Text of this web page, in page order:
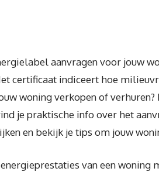
aanvragen voor jouw
certificaat indiceert hoe
woning verkopen of
je praktische info over het
en bekijk je tips om jouw
van een woning